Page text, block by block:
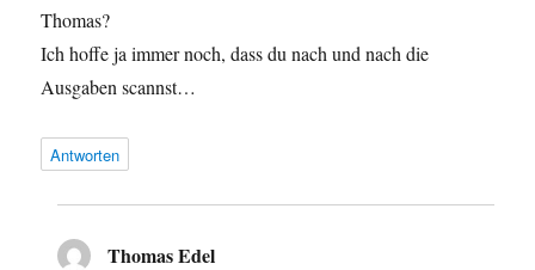
Thomas?
Ich hoffe ja immer noch, dass du nach und nach die
Ausgaben scannst…
Antworten
Thomas Edel